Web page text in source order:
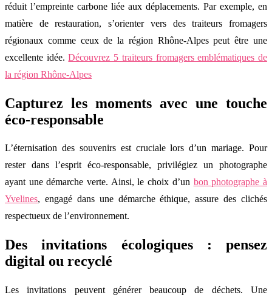
réduit l’empreinte carbone liée aux déplacements. Par exemple, en
matière de restauration, s’orienter vers des traiteurs fromagers
régionaux comme ceux de la région Rhône-Alpes peut être une
excellente idée.Découvrez 5 traiteurs fromagers emblématiques de
la région Rhône-Alpes
Capturez les moments avec une touche
éco-responsable
L’éternisation des souvenirs est cruciale lors d’un mariage. Pour
rester dans l’esprit éco-responsable, privilégiez un photographe
ayant une démarche verte. Ainsi, le choix d’un bon photographe à
Yvelines, engagé dans une démarche éthique, assure des clichés
respectueux de l’environnement.
Des invitations écologiques : pensez
digital ou recyclé
Les invitations peuvent générer beaucoup de déchets. Une